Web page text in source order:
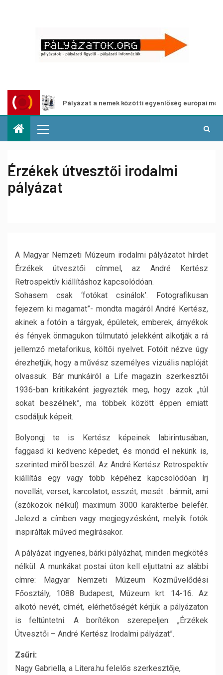
Pályázat a nemek közötti egyenlőség európai
Érzékek útvesztői irodalmi
pályázat
A Magyar Nemzeti Múzeum irodalmi pályázatot hírdet
Érzékek útvesztői címmel, az André Kertész
Retrospektív kiállításhoz kapcsolódóan.
Sohasem csak ‘fotókat csinálok’. Fotografikusan
fejezem ki magamat”- mondta magáról André Kertész,
akinek a fotóin a tárgyak, épületek, emberek, árnyékok
és fények önmagukon túlmutató jelekként alkotják a rá
jellemző metaforikus, költői nyelvet. Fotóit nézve úgy
érezhetjük, hogy a művész személyes vizuális naplóját
olvassuk. Bár munkáiról a Life magazin szerkesztői
1936-ban kritikaként jegyezték meg, hogy azok „túl
sokat beszélnek”, ma többek között éppen emiatt
csodáljuk képeit.
Bolyongj te is Kertész képeinek labirintusában,
faggasd ki kedvenc képedet, és mondd el nekünk is,
szerinted miről beszél. Az André Kertész Retrospektív
kiállítás egy vagy több képéhez kapcsolódóan írj
novellát, verset, karcolatot, esszét, mesét….bármit, ami
(szóközök nélkül) maximum 3000 karakterbe belefér.
Jelezd a címben vagy megjegyzésként, melyik fotók
inspiráltak műved megírásakor.
A pályázat ingyenes, bárki pályázhat, minden megkötés
nélkül. A munkákat postai úton kell eljuttatni az alábbi
címre: Magyar Nemzeti Múzeum Közművelődési
Főosztály, 1088 Budapest, Múzeum krt. 14-16. Az
alkotó nevét, címét, elérhetőségét kérjük a pályázaton
is feltüntetni. A borítékon szerepeljen: „Érzékek
Útvesztői – André Kertész Irodalmi pályázat”.
Zsűri:
Nagy Gabriella, a Litera.hu felelős szerkesztője,